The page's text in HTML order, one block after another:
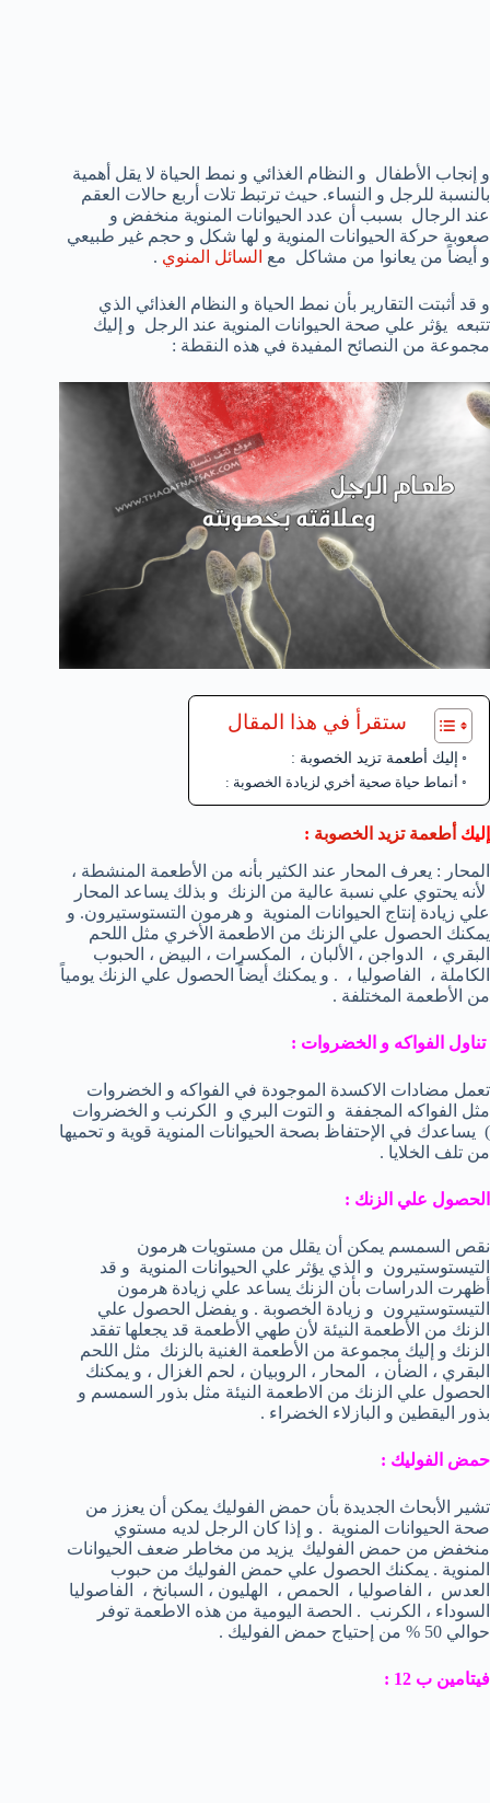
و إنجاب الأطفال و النظام الغذائي و نمط الحياة لا يقل أهمية
بالنسبة للرجل و النساء. حيث ترتبط تلات أربع حالات العقم
عند الرجال بسبب أن عدد الحيوانات المنوية منخفض و
صعوبة حركة الحيوانات المنوية و لها شكل و حجم غير طبيعي
و أيضاً من يعانوا من مشاكل مع السائل المنوي .
و قد أثبتت التقارير بأن نمط الحياة و النظام الغذائي الذي
تتبعه يؤثر علي صحة الحيوانات المنوية عند الرجل و إليك
مجموعة من النصائح المفيدة في هذه النقطة :
ستقرأ في هذا المقال
إليك أطعمة تزيد الخصوبة :
أنماط حياة صحية أخري لزيادة الخصوبة :
إليك أطعمة تزيد الخصوبة :
المحار : يعرف المحار عند الكثير بأنه من الأطعمة المنشطة ،
لأنه يحتوي علي نسبة عالية من الزنك و بذلك يساعد المحار
علي زيادة إنتاج الحيوانات المنوية و هرمون التستوستيرون. و
يمكنك الحصول علي الزنك من الاطعمة الأخري مثل اللحم
البقري ، الدواجن ، الألبان ، المكسرات ، البيض ، الحبوب
الكاملة ، الفاصوليا ، . و يمكنك أيضاً الحصول علي الزنك يومياً
من الأطعمة المختلفة .
تناول الفواكه و الخضروات :
تعمل مضادات الاكسدة الموجودة في الفواكه و الخضروات
مثل الفواكه المجففة و التوت البري و الكرنب و الخضروات
) يساعدك في الإحتفاظ بصحة الحيوانات المنوية قوية و تحميها
من تلف الخلايا .
الحصول علي الزنك :
نقص السمسم يمكن أن يقلل من مستويات هرمون
التيستوستيرون و الذي يؤثر علي الحيوانات المنوية و قد
أظهرت الدراسات بأن الزنك يساعد علي زيادة هرمون
التيستوستيرون و زيادة الخصوبة . و يفضل الحصول علي
الزنك من الأطعمة النيئة لأن طهي الأطعمة قد يجعلها تفقد
الزنك و إليك مجموعة من الأطعمة الغنية بالزنك مثل اللحم
البقري ، الضأن ، المحار ، الروبيان ، لحم الغزال ، و يمكنك
الحصول علي الزنك من الاطعمة النيئة مثل بذور السمسم و
بذور اليقطين و البازلاء الخضراء .
حمض الفوليك :
تشير الأبحاث الجديدة بأن حمض الفوليك يمكن أن يعزز من
صحة الحيوانات المنوية . و إذا كان الرجل لديه مستوي
منخفض من حمض الفوليك يزيد من مخاطر ضعف الحيوانات
المنوية . يمكنك الحصول علي حمض الفوليك من حبوب
العدس ، الفاصوليا ، الحمص ، الهليون ، السبانخ ، الفاصوليا
السوداء ، الكرنب . الحصة اليومية من هذه الاطعمة توفر
حوالي 50 % من إحتياج حمض الفوليك .
فيتامين ب 12 :